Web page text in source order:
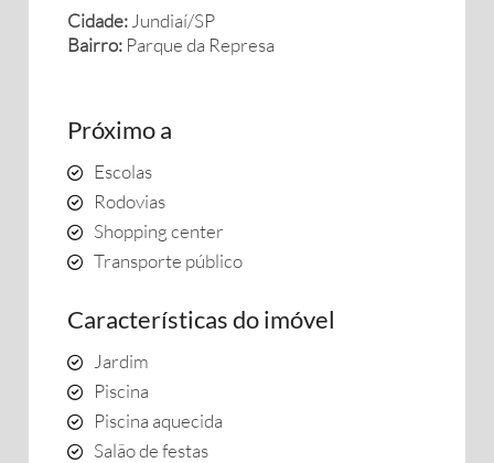
Cidade: Jundiaí/SP
Bairro: Parque da Represa
Próximo a
Escolas
Rodovias
Shopping center
Transporte público
Características do imóvel
Jardim
Piscina
Piscina aquecida
Salão de festas